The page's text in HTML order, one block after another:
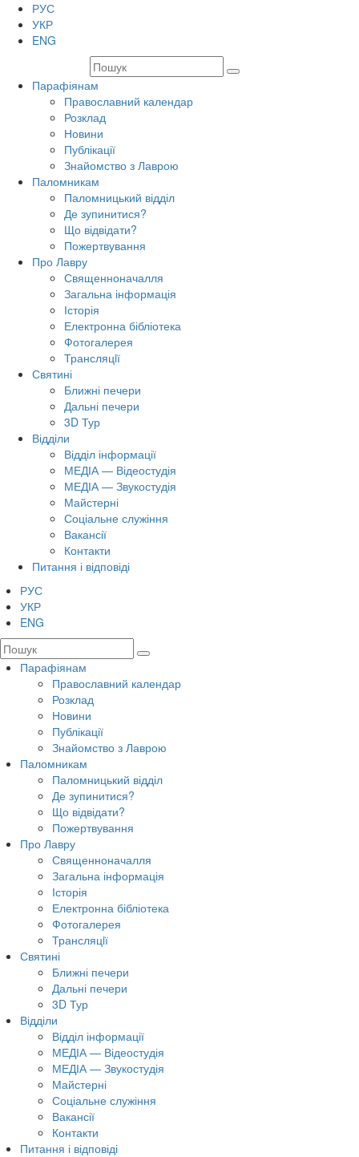
РУС
УКР
ENG
Парафіянам
Православний календар
Розклад
Новини
Публікації
Знайомство з Лаврою
Паломникам
Паломницький відділ
Де зупинитися?
Що відвідати?
Пожертвування
Про Лавру
Священноначалля
Загальна інформація
Історія
Електронна бібліотека
Фотогалерея
Трансляцiї
Святині
Ближні печери
Дальні печери
3D Тур
Відділи
Відділ інформації
МЕДІА — Відеостудія
МЕДІА — Звукостудія
Майстерні
Соціальне служіння
Вакансії
Контакти
Питання і відповіді
РУС
УКР
ENG
Парафіянам
Православний календар
Розклад
Новини
Публікації
Знайомство з Лаврою
Паломникам
Паломницький відділ
Де зупинитися?
Що відвідати?
Пожертвування
Про Лавру
Священноначалля
Загальна інформація
Історія
Електронна бібліотека
Фотогалерея
Трансляцiї
Святині
Ближні печери
Дальні печери
3D Тур
Відділи
Відділ інформації
МЕДІА — Відеостудія
МЕДІА — Звукостудія
Майстерні
Соціальне служіння
Вакансії
Контакти
Питання і відповіді